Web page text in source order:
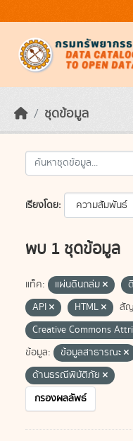
ชุดข้อมูล
เรียงโดย
พบ 1 ชุดข้อมูล
แท็ค: แผ่นดินถล่ม
API
HTML
สั
Creative Commons
ข้อมูล:
ข้อมูลสาธารณะ
ด้านธรณีพิบัติภัย
กรองผลลัพธ์